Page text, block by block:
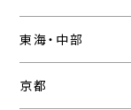
東海・中部
京都